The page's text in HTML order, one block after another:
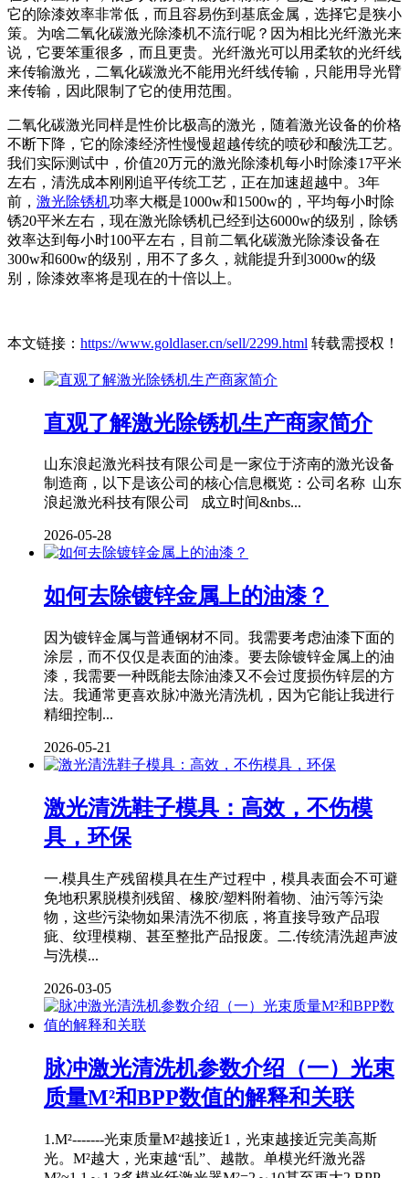
它的除漆效率非常低，而且容易伤到基底金属，选择它是狭小
策。为啥二氧化碳激光除漆机不流行呢？因为相比光纤激光来
说，它要笨重很多，而且更贵。光纤激光可以用柔软的光纤线
来传输激光，二氧化碳激光不能用光纤线传输，只能用导光臂
来传输，因此限制了它的使用范围。
二氧化碳激光同样是性价比极高的激光，随着激光设备的价格
不断下降，它的除漆经济性慢慢超越传统的喷砂和酸洗工艺。
我们实际测试中，价值20万元的激光除漆机每小时除漆17平米
左右，清洗成本刚刚追平传统工艺，正在加速超越中。3年
前， 激光除锈机功率大概是1000w和1500w的，平均每小时除
锈20平米左右，现在激光除锈机已经到达6000w的级别，除锈
效率达到每小时100平左右，目前二氧化碳激光除漆设备在
300w和600w的级别，用不了多久，就能提升到3000w的级
别，除漆效率将是现在的十倍以上。
本文链接： https://www.goldlaser.cn/sell/2299.html 转载需授权！
直观了解激光除锈机生产商家简介
山东浪起激光科技有限公司是一家位于济南的激光设备
制造商，以下是该公司的核心信息概览：公司名称 山东
浪起激光科技有限公司 成立时间&nbs...
2026-05-28
如何去除镀锌金属上的油漆？
因为镀锌金属与普通钢材不同。我需要考虑油漆下面的
涂层，而不仅仅是表面的油漆。要去除镀锌金属上的油
漆，我需要一种既能去除油漆又不会过度损伤锌层的方
法。我通常更喜欢脉冲激光清洗机，因为它能让我进行
精细控制...
2026-05-21
激光清洗鞋子模具：高效，不伤模
具，环保
一.模具生产残留模具在生产过程中，模具表面会不可避
免地积累脱模剂残留、橡胶/塑料附着物、油污等污染
物，这些污染物如果清洗不彻底，将直接导致产品瑕
疵、纹理模糊、甚至整批产品报废。二.传统清洗超声波
与洗模...
2026-03-05
脉冲激光清洗机参数介绍（一）光束
质量M²和BPP数值的解释和关联
1.M²-------光束质量M²越接近1，光束越接近完美高斯
光。M²越大，光束越“乱”、越散。单模光纤激光器